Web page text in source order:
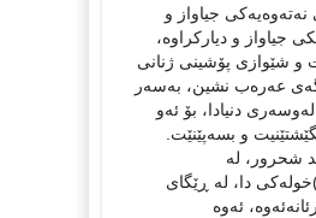
نەتەوەیەکی جیاواز و
جیاواز و دیارکراوە،
و شێوازی پۆشینی ژنانی
عەرەب نشین، بەسەر
دنیادا، بۆ ئەو
و بسەپێنێت.
شحرور، لە
دا، لە ڕێگای
ئەوە